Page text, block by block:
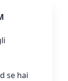
se hai